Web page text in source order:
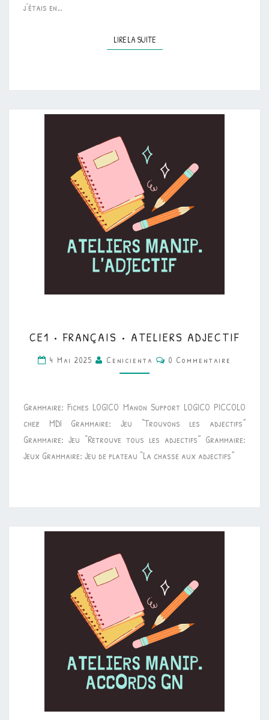
j’étais en…
LIRE LA SUITELIRE LA SUITE
•
FRANÇAIS
•
ADJECTIF
CE1 • FRANÇAIS • ATELIERS ADJECTIF
4 Mai 2025 Cenicienta Commentaires
0 Commentaire
Grammaire: Fiches LOGICO Manon Support LOGICO PICCOLO
chez MDI Grammaire: Jeu “Trouvons les adjectifs”
Grammaire: Jeu “Retrouve tous les adjectifs” Grammaire:
Jeux Grammaire: Jeu de plateau “La chasse aux adjectifs”